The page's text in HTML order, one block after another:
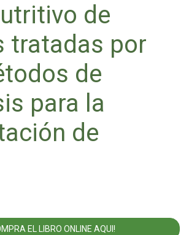
de
tratadas por
de
para la
de
EL LIBRO ONLINE AQUI!